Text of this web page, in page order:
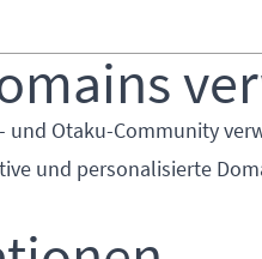
und Otaku-Community
und personalisierte